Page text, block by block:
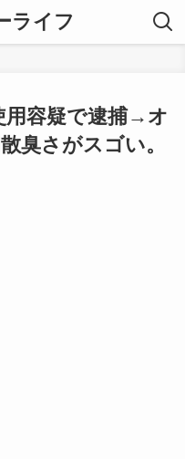
ライフ
用容疑で逮捕→オ
臭さがスゴい。